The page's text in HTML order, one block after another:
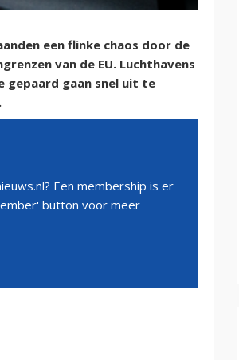
een flinke chaos door de
van de EU. Luchthavens
gepaard gaan snel uit te
Een membership is er
button voor meer